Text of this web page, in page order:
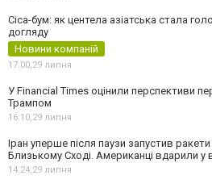
Cica-бум: як центела азіатська стала
догляду
Новини компаній
17:00,29 липня
У Financial Times оцінили перспективи
Трампом
16:10,29 липня
Іран уперше після паузи запустив
Близькому Сході. Американці вдарили у
14:24,29 липня